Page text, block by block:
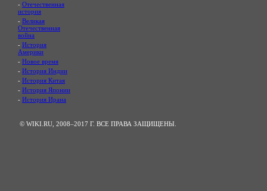
- Отечественная
история
- Великая
Отечественная
война
- История
Америки
- Новое время
- История Индии
- История Китая
- История Японии
- История Ирана
© WIKI.RU, 2008–2017 Г. ВСЕ ПРАВА ЗАЩИЩЕНЫ.